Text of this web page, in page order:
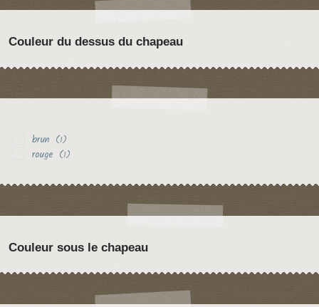
Couleur du dessus du chapeau
brun (1)
rouge (1)
Couleur sous le chapeau